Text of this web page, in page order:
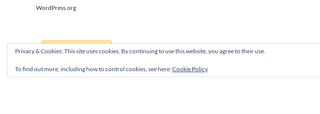
WordPress.org
Privacy & Cookies: This site uses cookies. By continuing to use this website, you agree to their use.
To find out more, including how to control cookies, see here:Cookie Policy